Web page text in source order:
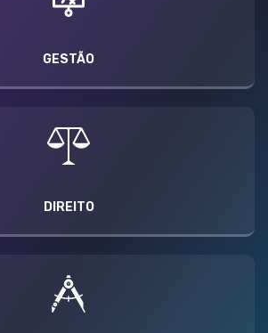
GESTÃO
DIREITO